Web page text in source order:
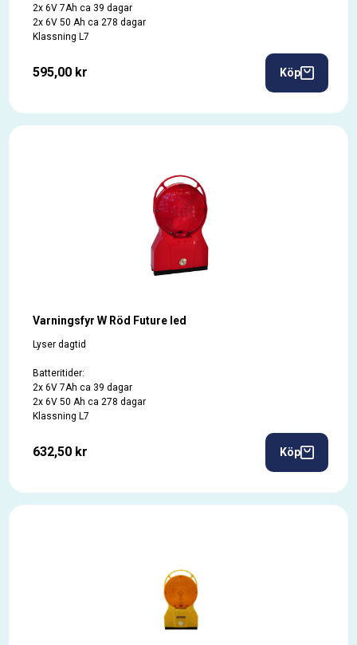
2x 6V 7Ah ca 39 dagar
2x 6V 50 Ah ca 278 dagar
Klassning L7
595,00 kr Köp
Varningsfyr W Röd Future led
Lyser dagtid
Batteritider:
2x 6V 7Ah ca 39 dagar
2x 6V 50 Ah ca 278 dagar
Klassning L7
632,50 kr Köp